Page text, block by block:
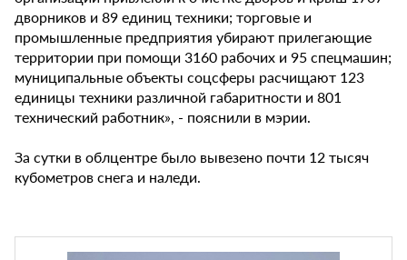
дворников и 89 единиц техники; торговые и
промышленные предприятия убирают прилегающие
территории при помощи 3160 рабочих и 95 спецмашин;
муниципальные объекты соцсферы расчищают 123
единицы техники различной габаритности и 801
технический работник», - пояснили в мэрии.
За сутки в облцентре было вывезено почти 12 тысяч
кубометров снега и наледи.